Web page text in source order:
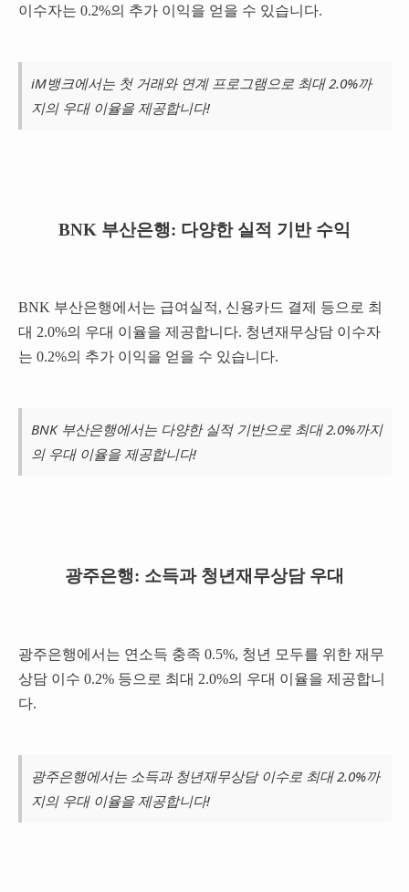
이수자는 0.2%의 추가 이익을 얻을 수 있습니다.
iM뱅크에서는 첫 거래와 연계 프로그램으로 최대 2.0%까
지의 우대 이율을 제공합니다!
BNK 부산은행: 다양한 실적 기반 수익
BNK 부산은행에서는 급여실적, 신용카드 결제 등으로 최
대 2.0%의 우대 이율을 제공합니다. 청년재무상담 이수자
는 0.2%의 추가 이익을 얻을 수 있습니다.
BNK 부산은행에서는 다양한 실적 기반으로 최대 2.0%까지
의 우대 이율을 제공합니다!
광주은행: 소득과 청년재무상담 우대
광주은행에서는 연소득 충족 0.5%, 청년 모두를 위한 재무
상담 이수 0.2% 등으로 최대 2.0%의 우대 이율을 제공합니
다.
광주은행에서는 소득과 청년재무상담 이수로 최대 2.0%까
지의 우대 이율을 제공합니다!